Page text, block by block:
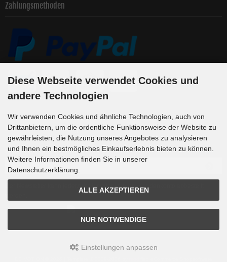
Zahlungsmethoden
Newsletter-Anmeldung
E-Mail-Adresse:
Der Newsletter kann jederzeit hier oder in Ihrem Kundenkonto abbestellt
Diese Webseite verwendet Cookies und
andere Technologien
Wir verwenden Cookies und ähnliche Technologien, auch von
Drittanbietern, um die ordentliche Funktionsweise der Website zu
gewährleisten, die Nutzung unseres Angebotes zu analysieren
und Ihnen ein bestmögliches Einkaufserlebnis bieten zu können.
Weitere Informationen finden Sie in unserer
Datenschutzerklärung.
ALLE AKZEPTIEREN
NUR NOTWENDIGE
Einstellungen anpassen